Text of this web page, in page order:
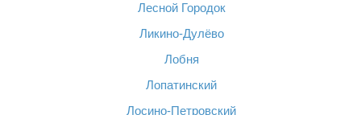
Лесной Городок
Ликино-Дулёво
Лобня
Лопатинский
Лосино-Петровский